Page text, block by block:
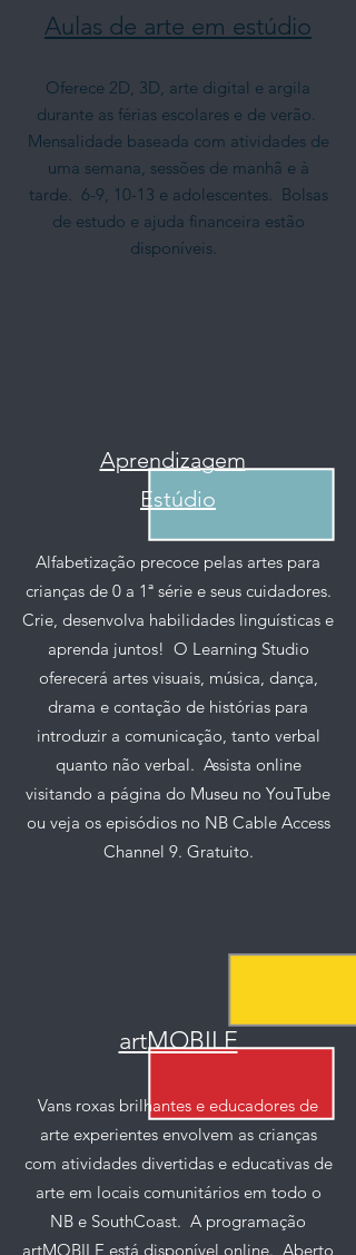
Aulas de arte em estúdio
Oferece 2D, 3D, arte digital e argila
durante as férias escolares e de verão.
Mensalidade baseada com atividades de
uma semana, sessões de manhã e à
tarde. 6-9, 10-13 e adolescentes. Bolsas
de estudo e ajuda financeira estão
disponíveis.
Aprendizagem
Estúdio
Alfabetização precoce pelas artes para
crianças de 0 a 1ª série e seus cuidadores.
Crie, desenvolva habilidades linguísticas e
aprenda juntos! O Learning Studio
oferecerá artes visuais, música, dança,
drama e contação de histórias para
introduzir a comunicação, tanto verbal
quanto não verbal. Assista online
visitando a página do Museu no YouTube
ou veja os episódios no NB Cable Access
Channel 9. Gratuito.
artMOBILE
Vans roxas brilhantes e educadores de
arte experientes envolvem as crianças
com atividades divertidas e educativas de
arte em locais comunitários em todo o
NB e SouthCoast. A programação
artMOBILE está disponível online. Aberto